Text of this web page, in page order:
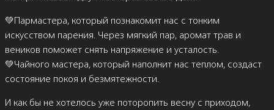
💚Пармастера, который познакомит нас с тонким
искусством парения. Через мягкий пар, аромат трав и
веников поможет снять напряжение и усталость.
💚Чайного мастера, который наполнит нас теплом, создаст
состояние покоя и безмятежности.
И как бы не хотелось уже поторопить весну с приходом,